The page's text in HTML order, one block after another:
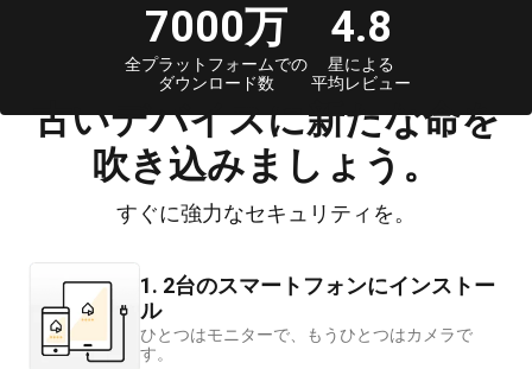
7000万
全プラットフォームでの
ダウンロード数
4.8
星による
平均レビュー
古いデバイスに新たな命を
吹き込みましょう。
すぐに強力なセキュリティを。
1. 2台のスマートフォンにインストー
ル
ひとつはモニターで、もうひとつはカメラで
す。